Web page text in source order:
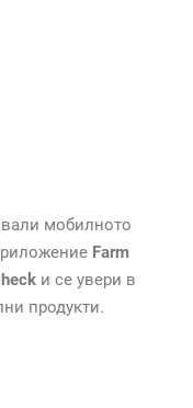
мобилното
Farm
и се увери в
продукти.